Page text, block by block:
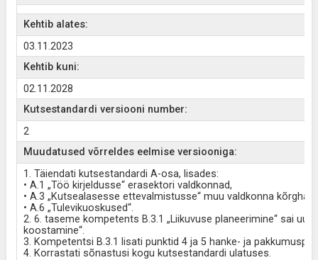
Kehtib alates:
03.11.2023
Kehtib kuni:
02.11.2028
Kutsestandardi versiooni number:
2
Muudatused võrreldes eelmise versiooniga:
1. Täiendati kutsestandardi A-osa, lisades:
• A.1 „Töö kirjeldusse“ erasektori valdkonnad,
• A.3 „Kutsealasesse ettevalmistusse“ muu valdkonna
• A.6 „Tulevikuoskused“.
2. 6. taseme kompetents B.3.1 „Liikuvuse planeerimine“ sai
koostamine“.
3. Kompetentsi B.3.1 lisati punktid 4 ja 5 hanke- ja
4. Korrastati sõnastusi kogu kutsestandardi ulatuses.